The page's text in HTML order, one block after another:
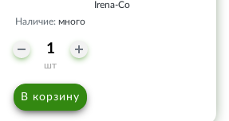
Irena-Co
Наличие: много
шт
В корзину